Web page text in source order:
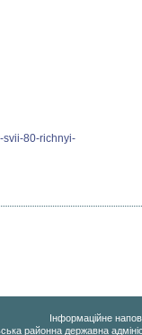
svii-80-richnyi-
Інформаційне
районна державна